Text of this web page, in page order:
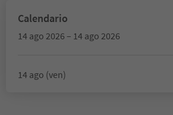
Calendario
14 ago 2026 – 14 ago 2026
14 ago (ven)